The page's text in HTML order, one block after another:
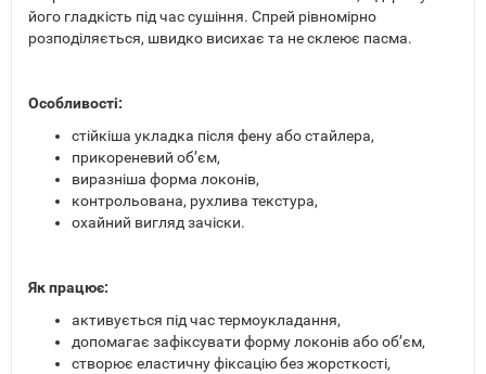
його гладкість під час сушіння. Спрей рівномірно
розподіляється, швидко висихає та не склеює пасма.
Особливості:
стійкіша укладка після фену або стайлера,
прикореневий об’єм,
виразніша форма локонів,
контрольована, рухлива текстура,
охайний вигляд зачіски.
Як працює:
активується під час термоукладання,
допомагає зафіксувати форму локонів або об’єм,
створює еластичну фіксацію без жорсткості,